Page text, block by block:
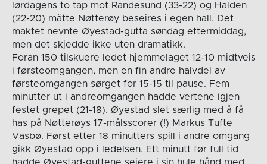
lørdagens to tap mot Randesund (33-22) og Halden
(22-20) måtte Nøtterøy beseires i egen hall. Det
maktet nevnte Øyestad-gutta søndag ettermiddag,
men det skjedde ikke uten dramatikk.
Foran 150 tilskuere ledet hjemmelaget 12-10 midtveis
i førsteomgangen, men en fin andre halvdel av
førsteomgangen sørget for 15-15 til pause. Fem
minutter ut i andreomgangen hadde vertene igjen
festet grepet (21-18). Øyestad slet særlig med å få
has på Nøtterøys 17-målsscorer (!) Markus Tufte
Vasbø. Først etter 18 minutters spill i andre omgang
gikk Øyestad opp i ledelsen. Ett minutt før full tid